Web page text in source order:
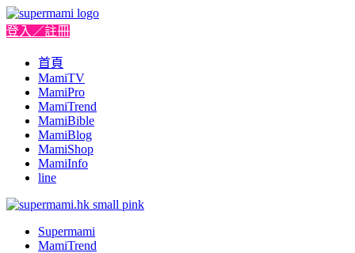
登入／註冊
首頁
MamiTV
MamiPro
MamiTrend
MamiBible
MamiBlog
MamiShop
MamiInfo
line
Supermami
MamiTrend